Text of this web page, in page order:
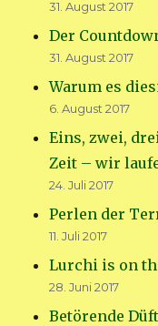
31. August 2017
Der
31. August 2017
Warum es
6. August 2017
Eins, zwei,
Zeit – wir
24. Juli 2017
Perlen der
11. Juli 2017
Lurchi is on
28. Juni 2017
Betörende